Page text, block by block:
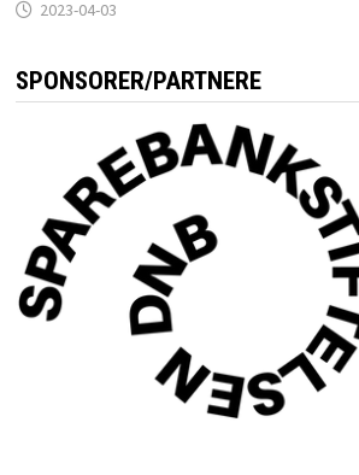
2023-04-03
SPONSORER/PARTNERE